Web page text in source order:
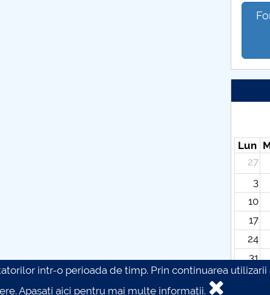
Lun
27
3
10
17
24
31
intr-o perioada de timp. Prin continuarea
Apasati aici pentru mai multe informatii.